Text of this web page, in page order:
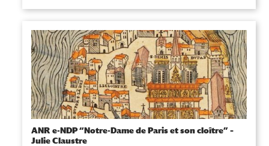
ANR e-NDP “Notre-Dame de Paris et son cloître” –
Julie Claustre